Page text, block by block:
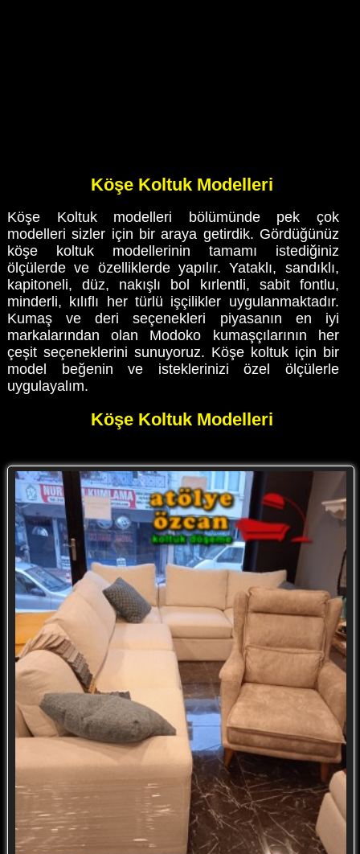
Köşe Koltuk Modelleri
Köşe Koltuk modelleri bölümünde pek çok
modelleri sizler için bir araya getirdik. Gördüğünüz
köşe koltuk modellerinin tamamı istediğiniz
ölçülerde ve özelliklerde yapılır. Yataklı, sandıklı,
kapitoneli, düz, nakışlı bol kırlentli, sabit fontlu,
minderli, kılıflı her türlü işçilikler uygulanmaktadır.
Kumaş ve deri seçenekleri piyasanın en iyi
markalarından olan Modoko kumaşçılarının her
çeşit seçeneklerini sunuyoruz. Köşe koltuk için bir
model beğenin ve isteklerinizi özel ölçülerle
uygulayalım.
Köşe Koltuk Modelleri